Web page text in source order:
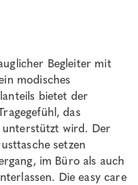
Begleiter mit
modisches
bietet der
das
unterstützt wird. Der
setzen
im Büro als auch
Die easy care